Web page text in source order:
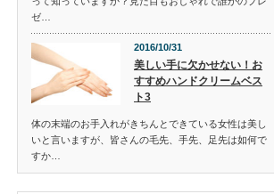
ゼ…
2016/10/31
美しい手に欠かせない！お
すすめハンドクリームベス
ト3
体の末端のお手入れがきちんとできている女性は美し
いと言いますが、皆さんの毛先、手先、足先は如何で
すか…